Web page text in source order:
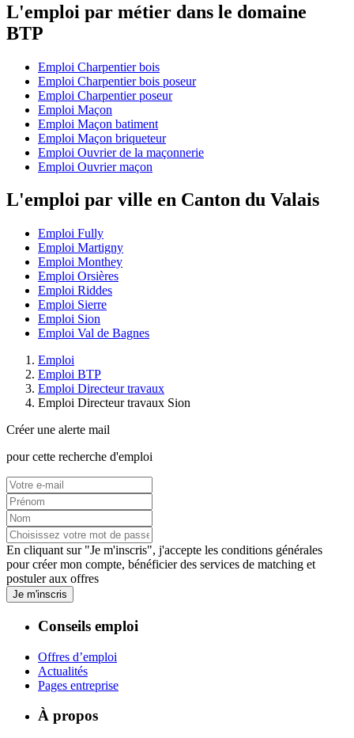
L'emploi par métier dans le domaine
BTP
Emploi Charpentier bois
Emploi Charpentier bois poseur
Emploi Charpentier poseur
Emploi Maçon
Emploi Maçon batiment
Emploi Maçon briqueteur
Emploi Ouvrier de la maçonnerie
Emploi Ouvrier maçon
L'emploi par ville en Canton du Valais
Emploi Fully
Emploi Martigny
Emploi Monthey
Emploi Orsières
Emploi Riddes
Emploi Sierre
Emploi Sion
Emploi Val de Bagnes
Emploi
Emploi BTP
Emploi Directeur travaux
Emploi Directeur travaux Sion
Créer une alerte mail
pour cette recherche d'emploi
En cliquant sur "Je m'inscris", j'accepte les conditions générales
pour créer mon compte, bénéficier des services de matching et
postuler aux offres
Je m'inscris
Conseils emploi
Offres d’emploi
Actualités
Pages entreprise
À propos